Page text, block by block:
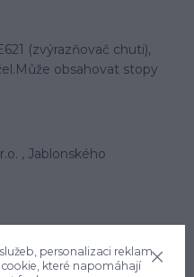
(zvýrazňovač chuti),
obsahovat stopy
, Jablonského
personalizaci reklam
které napomáhají